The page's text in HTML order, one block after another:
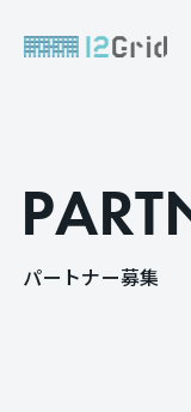
PART
パー トナー募集